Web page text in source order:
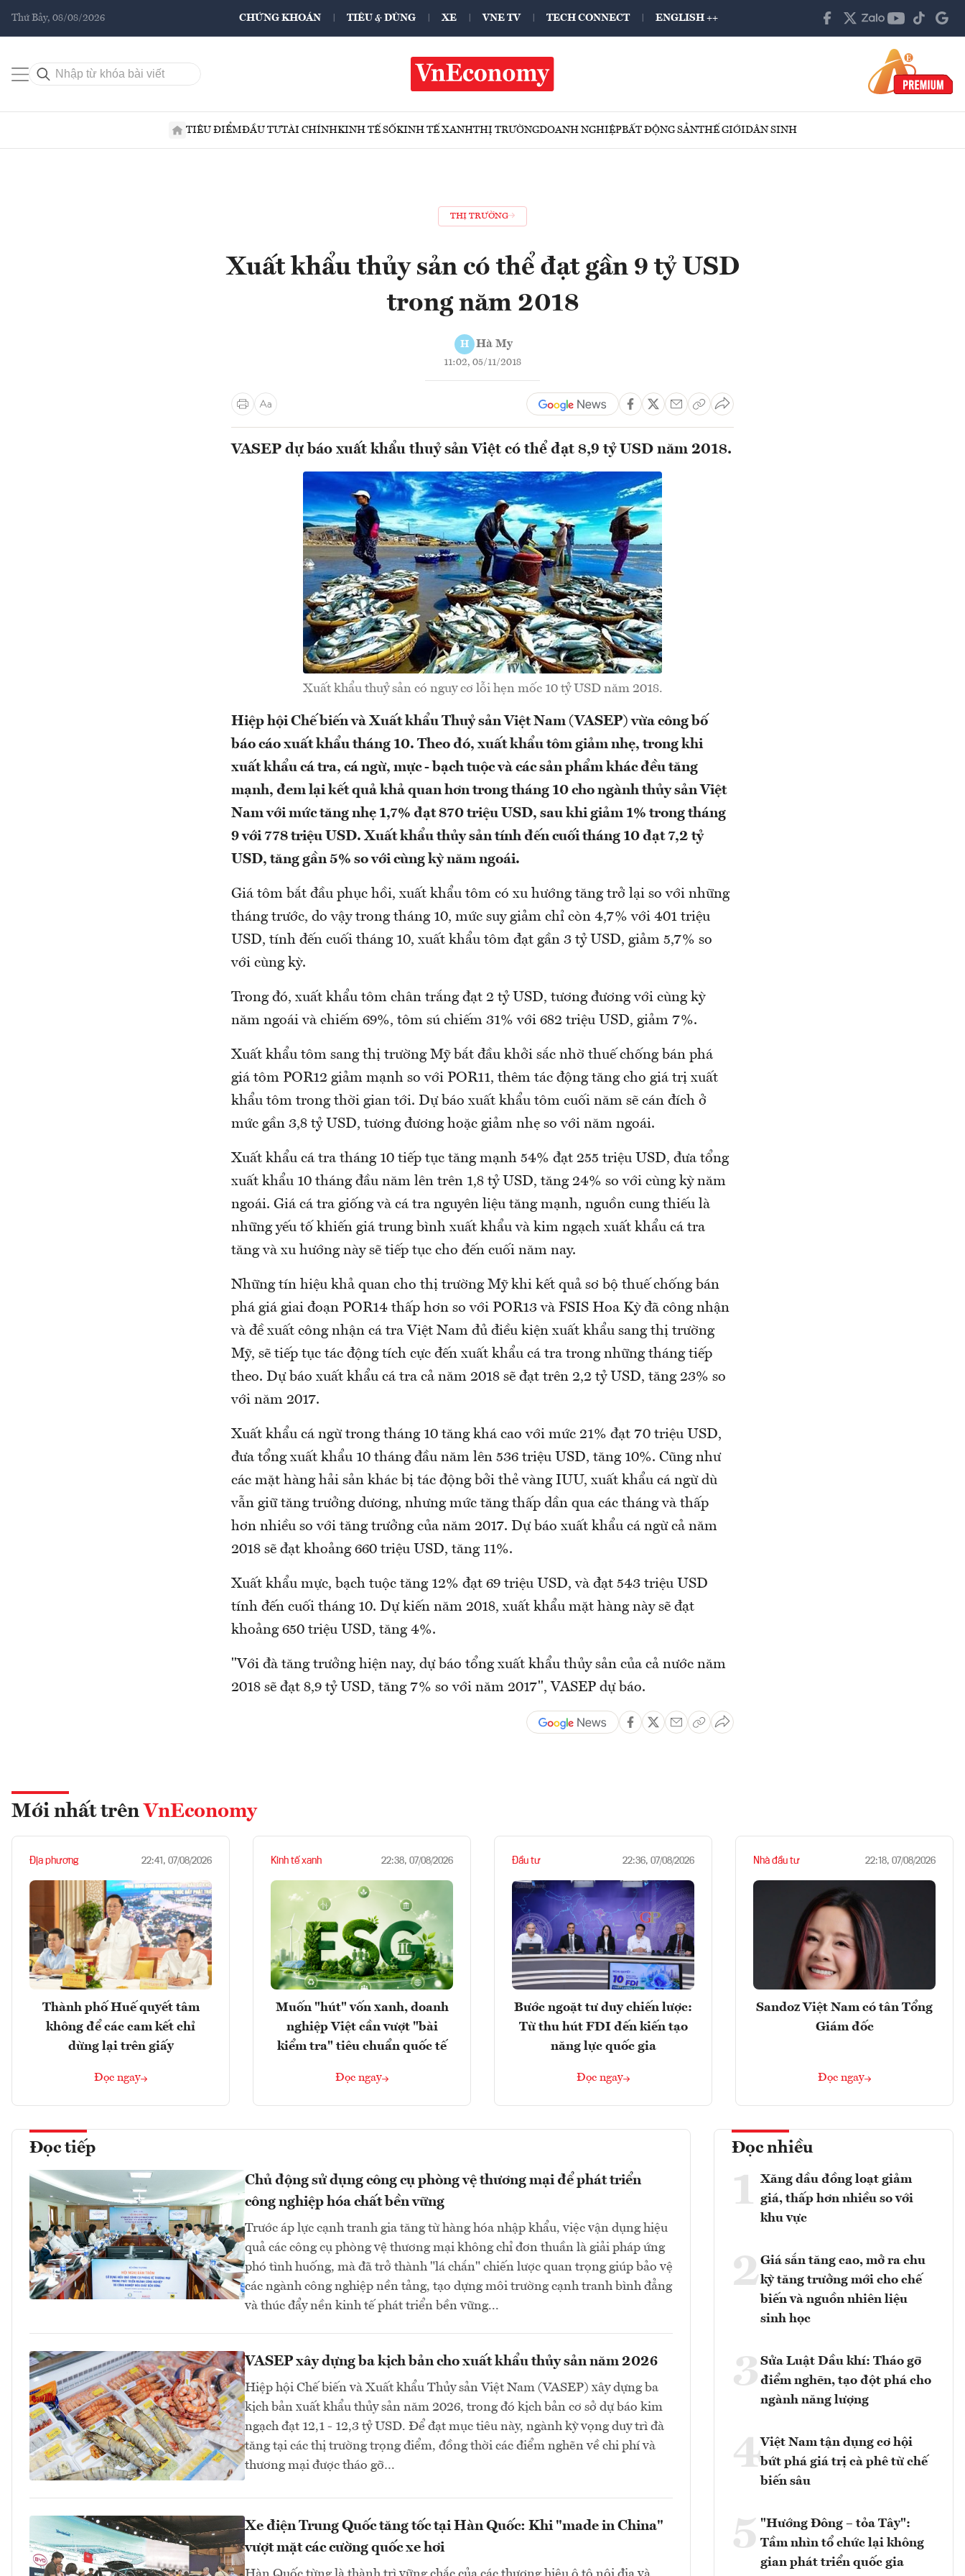
Thứ Bảy, 08/08/2026 CHỨNG KHOÁN TIÊU & DÙNG XE VNE TV TECH CONNECT ENGLISH ++
TIÊU ĐIỂMĐẦU TƯTÀI CHÍNHKINH TẾ SỐKINH TẾ XANHTHỊ TRƯỜNGDOANH NGHIỆPBẤT ĐỘNG SẢNTHẾ GIỚIDÂN SINH
THỊ TRƯỜNG
Xuất khẩu thủy sản có thể đạt gần 9 tỷ USD
trong năm 2018
H Hà My
11:02, 05/11/2018
VASEP dự báo xuất khẩu thuỷ sản Việt có thể đạt 8,9 tỷ USD năm 2018.
Xuất khẩu thuỷ sản có nguy cơ lỗi hẹn mốc 10 tỷ USD năm 2018.
Hiệp hội Chế biến và Xuất khẩu Thuỷ sản Việt Nam (VASEP) vừa công bố
báo cáo xuất khẩu tháng 10. Theo đó, xuất khẩu tôm giảm nhẹ, trong khi
xuất khẩu cá tra, cá ngừ, mực - bạch tuộc và các sản phẩm khác đều tăng
mạnh, đem lại kết quả khả quan hơn trong tháng 10 cho ngành thủy sản Việt
Nam với mức tăng nhẹ 1,7% đạt 870 triệu USD, sau khi giảm 1% trong tháng
9 với 778 triệu USD. Xuất khẩu thủy sản tính đến cuối tháng 10 đạt 7,2 tỷ
USD, tăng gần 5% so với cùng kỳ năm ngoái.
Giá tôm bắt đầu phục hồi, xuất khẩu tôm có xu hướng tăng trở lại so với những
tháng trước, do vậy trong tháng 10, mức suy giảm chỉ còn 4,7% với 401 triệu
USD, tính đến cuối tháng 10, xuất khẩu tôm đạt gần 3 tỷ USD, giảm 5,7% so
với cùng kỳ.
Trong đó, xuất khẩu tôm chân trắng đạt 2 tỷ USD, tương đương với cùng kỳ
năm ngoái và chiếm 69%, tôm sú chiếm 31% với 682 triệu USD, giảm 7%.
Xuất khẩu tôm sang thị trường Mỹ bắt đầu khởi sắc nhờ thuế chống bán phá
giá tôm POR12 giảm mạnh so với POR11, thêm tác động tăng cho giá trị xuất
khẩu tôm trong thời gian tới. Dự báo xuất khẩu tôm cuối năm sẽ cán đích ở
mức gần 3,8 tỷ USD, tương đương hoặc giảm nhẹ so với năm ngoái.
Xuất khẩu cá tra tháng 10 tiếp tục tăng mạnh 54% đạt 255 triệu USD, đưa tổng
xuất khẩu 10 tháng đầu năm lên trên 1,8 tỷ USD, tăng 24% so với cùng kỳ năm
ngoái. Giá cá tra giống và cá tra nguyên liệu tăng mạnh, nguồn cung thiếu là
những yếu tố khiến giá trung bình xuất khẩu và kim ngạch xuất khẩu cá tra
tăng và xu hướng này sẽ tiếp tục cho đến cuối năm nay.
Những tín hiệu khả quan cho thị trường Mỹ khi kết quả sơ bộ thuế chống bán
phá giá giai đoạn POR14 thấp hơn so với POR13 và FSIS Hoa Kỳ đã công nhận
và đề xuất công nhận cá tra Việt Nam đủ điều kiện xuất khẩu sang thị trường
Mỹ, sẽ tiếp tục tác động tích cực đến xuất khẩu cá tra trong những tháng tiếp
theo. Dự báo xuất khẩu cá tra cả năm 2018 sẽ đạt trên 2,2 tỷ USD, tăng 23% so
với năm 2017.
Xuất khẩu cá ngừ trong tháng 10 tăng khá cao với mức 21% đạt 70 triệu USD,
đưa tổng xuất khẩu 10 tháng đầu năm lên 536 triệu USD, tăng 10%. Cũng như
các mặt hàng hải sản khác bị tác động bởi thẻ vàng IUU, xuất khẩu cá ngừ dù
vẫn giữ tăng trưởng dương, nhưng mức tăng thấp dần qua các tháng và thấp
hơn nhiều so với tăng trưởng của năm 2017. Dự báo xuất khẩu cá ngừ cả năm
2018 sẽ đạt khoảng 660 triệu USD, tăng 11%.
Xuất khẩu mực, bạch tuộc tăng 12% đạt 69 triệu USD, và đạt 543 triệu USD
tính đến cuối tháng 10. Dự kiến năm 2018, xuất khẩu mặt hàng này sẽ đạt
khoảng 650 triệu USD, tăng 4%.
"Với đà tăng trưởng hiện nay, dự báo tổng xuất khẩu thủy sản của cả nước năm
2018 sẽ đạt 8,9 tỷ USD, tăng 7% so với năm 2017", VASEP dự báo.
Mới nhất trên VnEconomy
Địa phương 22:41, 07/08/2026
Thành phố Huế quyết tâm
không để các cam kết chỉ
dừng lại trên giấy
Đọc ngay
Kinh tế xanh 22:38, 07/08/2026
Muốn "hút" vốn xanh, doanh
nghiệp Việt cần vượt "bài
kiểm tra" tiêu chuẩn quốc tế
Đọc ngay
Đầu tư 22:36, 07/08/2026
Bước ngoặt tư duy chiến lược:
Từ thu hút FDI đến kiến tạo
năng lực quốc gia
Đọc ngay
Nhà đầu tư 22:18, 07/08/2026
Sandoz Việt Nam có tân Tổng
Giám đốc
Đọc ngay
Đọc tiếp
Chủ động sử dụng công cụ phòng vệ thương mại để phát triển
công nghiệp hóa chất bền vững
Trước áp lực cạnh tranh gia tăng từ hàng hóa nhập khẩu, việc vận dụng hiệu
quả các công cụ phòng vệ thương mại không chỉ đơn thuần là giải pháp ứng
phó tình huống, mà đã trở thành "lá chắn" chiến lược quan trọng giúp bảo vệ
các ngành công nghiệp nền tảng, tạo dựng môi trường cạnh tranh bình đẳng
và thúc đẩy nền kinh tế phát triển bền vững...
VASEP xây dựng ba kịch bản cho xuất khẩu thủy sản năm 2026
Hiệp hội Chế biến và Xuất khẩu Thủy sản Việt Nam (VASEP) xây dựng ba
kịch bản xuất khẩu thủy sản năm 2026, trong đó kịch bản cơ sở dự báo kim
ngạch đạt 12,1 - 12,3 tỷ USD. Để đạt mục tiêu này, ngành kỳ vọng duy trì đà
tăng tại các thị trường trọng điểm, đồng thời các điểm nghẽn về chi phí và
thương mại được tháo gỡ…
Xe điện Trung Quốc tăng tốc tại Hàn Quốc: Khi "made in China"
vượt mặt các cường quốc xe hơi
Đọc nhiều
1 Xăng dầu đồng loạt giảm
giá, thấp hơn nhiều so với
khu vực
2Giá sắn tăng cao, mở ra chu
kỳ tăng trưởng mới cho chế
biến và nguồn nhiên liệu
sinh học
3 Sửa Luật Dầu khí: Tháo gỡ
điểm nghẽn, tạo đột phá cho
ngành năng lượng
4Việt Nam tận dụng cơ hội
bứt phá giá trị cà phê từ chế
biến sâu
5 "Hướng Đông – tỏa Tây":
Tầm nhìn tổ chức lại không
gian phát triển quốc gia